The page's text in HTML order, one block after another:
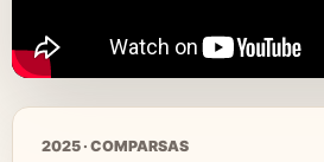
2025 · COMPARSAS